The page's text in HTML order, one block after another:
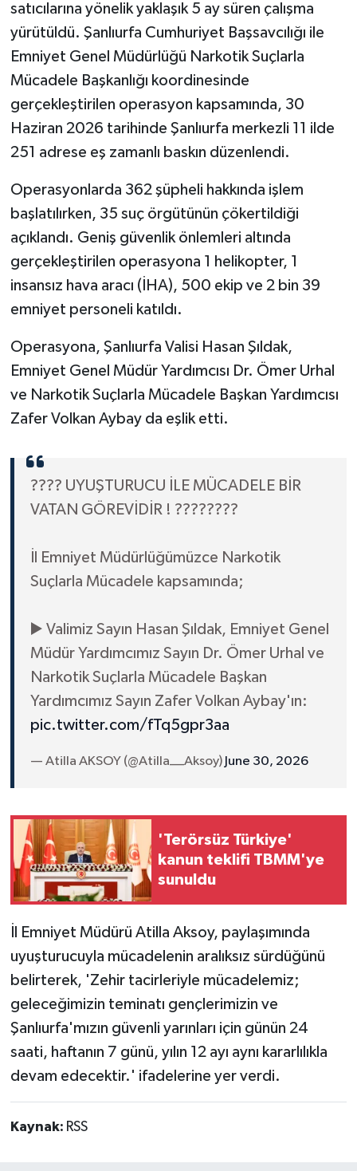
satıcılarına yönelik yaklaşık 5 ay süren çalışma
yürütüldü. Şanlıurfa Cumhuriyet Başsavcılığı ile
Emniyet Genel Müdürlüğü Narkotik Suçlarla
Mücadele Başkanlığı koordinesinde
gerçekleştirilen operasyon kapsamında, 30
Haziran 2026 tarihinde Şanlıurfa merkezli 11 ilde
251 adrese eş zamanlı baskın düzenlendi.
Operasyonlarda 362 şüpheli hakkında işlem
başlatılırken, 35 suç örgütünün çökertildiği
açıklandı. Geniş güvenlik önlemleri altında
gerçekleştirilen operasyona 1 helikopter, 1
insansız hava aracı (İHA), 500 ekip ve 2 bin 39
emniyet personeli katıldı.
Operasyona, Şanlıurfa Valisi Hasan Şıldak,
Emniyet Genel Müdür Yardımcısı Dr. Ömer Urhal
ve Narkotik Suçlarla Mücadele Başkan Yardımcısı
Zafer Volkan Aybay da eşlik etti.
???? UYUŞTURUCU İLE MÜCADELE BİR
VATAN GÖREVİDİR ! ????????
İl Emniyet Müdürlüğümüzce Narkotik
Suçlarla Mücadele kapsamında;
▶️ Valimiz Sayın Hasan Şıldak, Emniyet Genel
Müdür Yardımcımız Sayın Dr. Ömer Urhal ve
Narkotik Suçlarla Mücadele Başkan
Yardımcımız Sayın Zafer Volkan Aybay'ın:
pic.twitter.com/fTq5gpr3aa
— Atilla AKSOY (@Atilla__Aksoy) June 30, 2026
'Terörsüz Türkiye'
kanun teklifi TBMM'ye
sunuldu
İl Emniyet Müdürü Atilla Aksoy, paylaşımında
uyuşturucuyla mücadelenin aralıksız sürdüğünü
belirterek, 'Zehir tacirleriyle mücadelemiz;
geleceğimizin teminatı gençlerimizin ve
Şanlıurfa'mızın güvenli yarınları için günün 24
saati, haftanın 7 günü, yılın 12 ayı aynı kararlılıkla
devam edecektir.' ifadelerine yer verdi.
Kaynak: RSS